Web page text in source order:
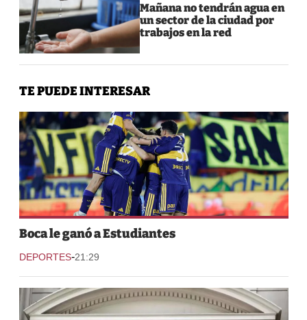
Mañana no tendrán agua en
un sector de la ciudad por
trabajos en la red
TE PUEDE INTERESAR
Boca le ganó a Estudiantes
DEPORTES-21:29